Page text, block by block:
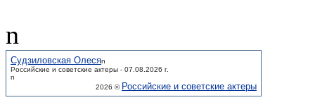
n
Судзиловская Олесяn
Российские и советские актеры - 07.08.2026 г.
n
2026 © Российские и советские актеры